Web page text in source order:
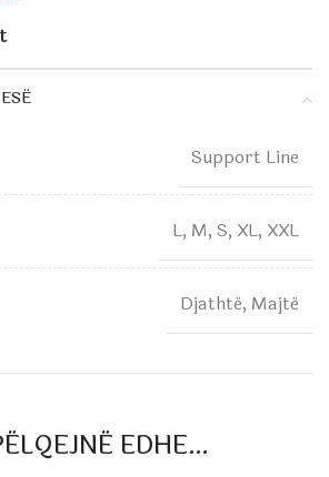
Support Line
L, M, S, XL, XXL
Djathtë, Majtë
EDHE…